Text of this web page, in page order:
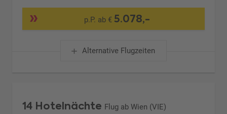
p.P. ab € 5.078,-
Alternative Flugzeiten
14 Hotelnächte Flug ab Wien (VIE)